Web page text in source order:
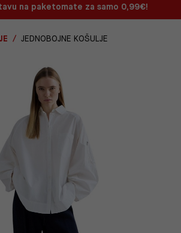
na paketomate za samo 0,99€!
JEDNOBOJNE KOŠULJE